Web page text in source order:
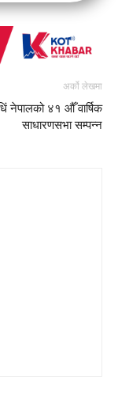
अर्को लेखमा
नेपालको ४१ औँ वार्षिक
साधारणसभा सम्पन्न